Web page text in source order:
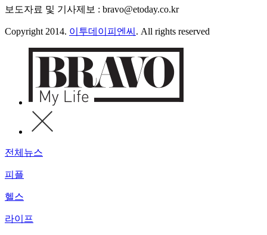
보도자료 및 기사제보 : bravo@etoday.co.kr
Copyright 2014. 이투데이피엔씨 . All rights reserved
전체뉴스
피플
헬스
라이프